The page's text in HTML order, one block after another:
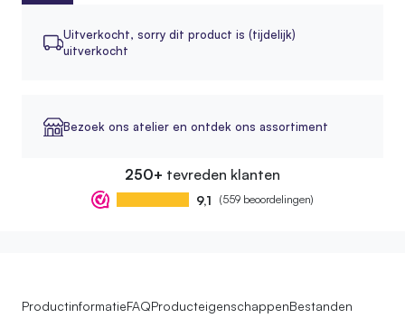
Uitverkocht, sorry dit product is (tijdelijk)
uitverkocht
Bezoek ons atelier en ontdek ons assortiment
250+ tevreden klanten
9,1 (559 beoordelingen)
ProductinformatieFAQProducteigenschappenBestanden